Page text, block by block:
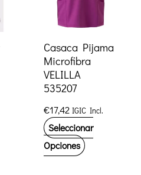
Casaca Pijama
Microfibra
VELILLA
535207
€17,42 IGIC Incl.
Seleccionar
Opciones Este